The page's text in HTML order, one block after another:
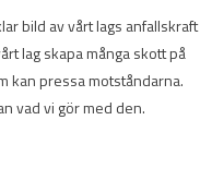
bild av vårt lags anfallskraft
lag skapa många skott på
kan pressa motståndarna.
vad vi gör med den.